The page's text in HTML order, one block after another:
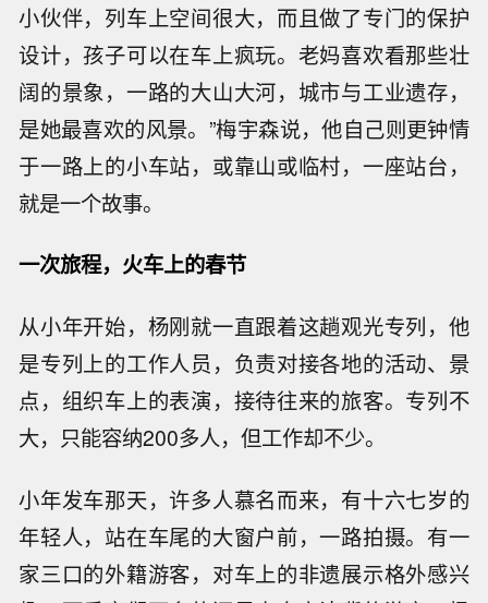
小伙伴，列车上空间很大，而且做了专门的保护
设计，孩子可以在车上疯玩。老妈喜欢看那些壮
阔的景象，一路的大山大河，城市与工业遗存，
是她最喜欢的风景。”梅宇森说，他自己则更钟情
于一路上的小车站，或靠山或临村，一座站台，
就是一个故事。
一次旅程，火车上的春节
从小年开始，杨刚就一直跟着这趟观光专列，他
是专列上的工作人员，负责对接各地的活动、景
点，组织车上的表演，接待往来的旅客。专列不
大，只能容纳200多人，但工作却不少。
小年发车那天，许多人慕名而来，有十六七岁的
年轻人，站在车尾的大窗户前，一路拍摄。有一
家三口的外籍游客，对车上的非遗展示格外感兴